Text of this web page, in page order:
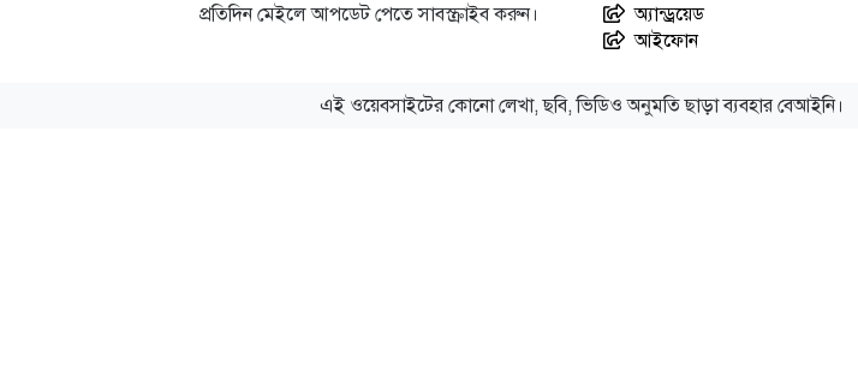
প্রতিদিন মেইলে আপডেট পেতে সাবস্ক্রাইব করুন।
অ্যান্ড্রয়েড
আইফোন
এই ওয়েবসাইটের কোনো লেখা, ছবি, ভিডিও অনুমতি ছাড়া ব্যবহার বেআইনি।